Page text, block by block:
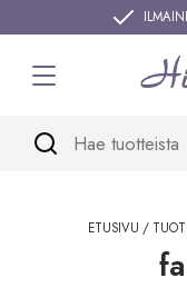
ETUSIVU /